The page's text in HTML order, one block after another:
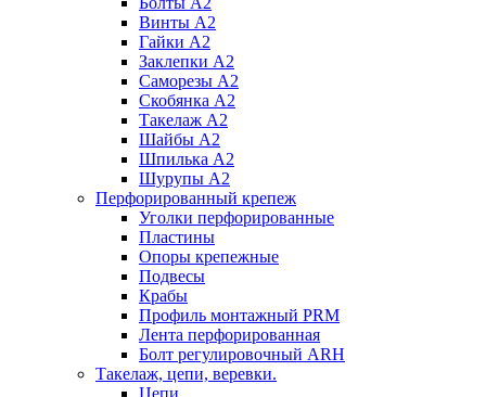
Винты А2
Гайки А2
Заклепки А2
Саморезы А2
Скобянка А2
Такелаж А2
Шайбы А2
Шпилька А2
Шурупы А2
Перфорированный крепеж
Уголки перфорированные
Пластины
Опоры крепежные
Подвесы
Крабы
Профиль монтажный PRM
Лента перфорированная
Болт регулировочный ARH
Такелаж, цепи, веревки.
Цепи